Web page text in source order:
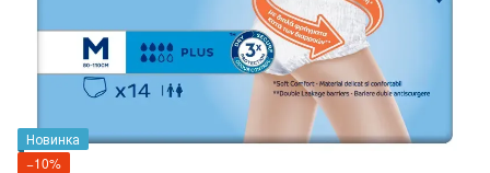
Новинка
−10%